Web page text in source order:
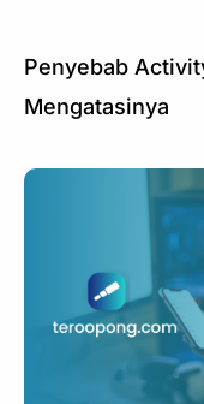
Penyebab
Mengatasinya